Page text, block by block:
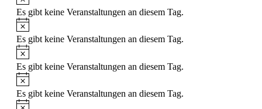
Es gibt keine Veranstaltungen an diesem Tag.
Es gibt keine Veranstaltungen an diesem Tag.
Es gibt keine Veranstaltungen an diesem Tag.
Es gibt keine Veranstaltungen an diesem Tag.